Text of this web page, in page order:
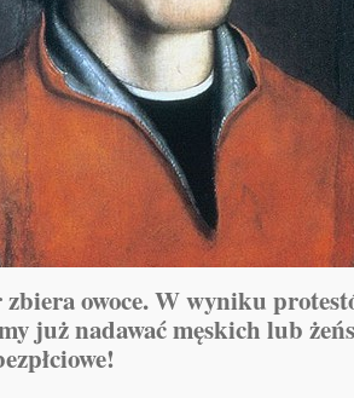
zbiera owoce. W wyniku
już nadawać męskich lub